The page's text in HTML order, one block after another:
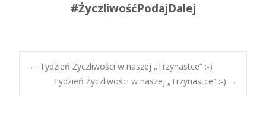
#ŻyczliwośćPodajDalej
Post
← Tydzień Życzliwości w naszej „Trzynastce” :-)
Tydzień Życzliwości w naszej „Trzynastce” :-) →